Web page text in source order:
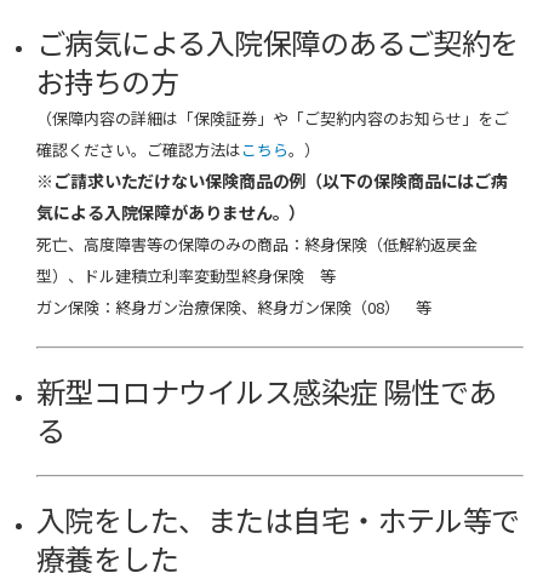
ご病気による入院保障のあるご契約を
お持ちの方
（保障内容の詳細は「保険証券」や「ご契約内容のお知らせ」をご
確認ください。ご確認方法はこちら。）
※ご請求いただけない保険商品の例（以下の保険商品にはご病
気による入院保障がありません。）
死亡、高度障害等の保障のみの商品：終身保険（低解約返戻金
型）、ドル建積立利率変動型終身保険 等
ガン保険：終身ガン治療保険、終身ガン保険（08） 等
新型コロナウイルス感染症 陽性であ
る
入院をした、または自宅・ホテル等で
療養をした